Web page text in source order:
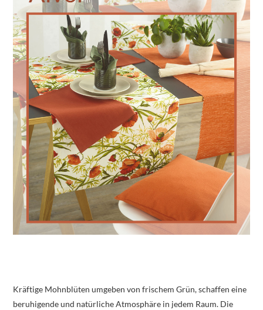
Kräftige Mohnblüten umgeben von frischem Grün, schaffen eine
beruhigende und natürliche Atmosphäre in jedem Raum. Die